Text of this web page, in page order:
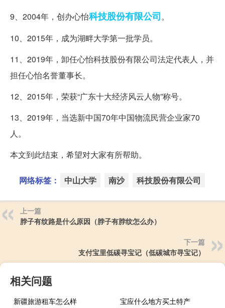
9、2004年，创办心怡科技股份有限公司。
10、2015年，成为湖畔大学第一批学员。
11、2019年，卸任心怡科技股份有限公司法定代表人，并
担任心怡名誉董事长。
12、2015年，荣获“广东十大经济风云人物”称号。
13、2019年，当选新中国70年中国物流民营企业家70
人。
本文到此结束，希望对大家有所帮助。
网络标签： 中山大学 南沙 科技股份有限公司
上一篇
脖子有纹路是什么原因（脖子有脖纹怎么办）
下一篇
支付宝里低碳寻宝记（低碳城市寻宝记）
相关问题
新疆旅游租车怎么样 宝应什么地方买土特产